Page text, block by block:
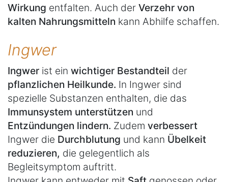
Wirkung entfalten. Auch der Verzehr von
kalten Nahrungsmitteln kann Abhilfe schaffen.
Ingwer
Ingwer ist ein wichtiger Bestandteil der
pflanzlichen Heilkunde. In Ingwer sind
spezielle Substanzen enthalten, die das
Immunsystem unterstützen und
Entzündungen lindern. Zudem verbessert
Ingwer die Durchblutung und kann Übelkeit
reduzieren, die gelegentlich als
Begleitsymptom auftritt.